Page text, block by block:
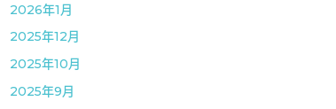
2026年1月
2025年12月
2025年10月
2025年9月